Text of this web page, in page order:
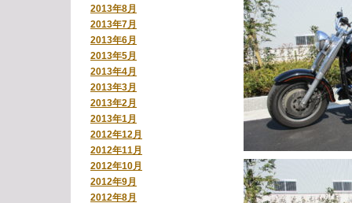
2013年8月
2013年7月
2013年6月
2013年5月
2013年4月
2013年3月
2013年2月
2013年1月
2012年12月
2012年11月
2012年10月
2012年9月
2012年8月